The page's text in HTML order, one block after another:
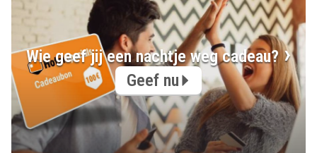
Wie geef jij een nachtje weg cadeau?
Geef nu